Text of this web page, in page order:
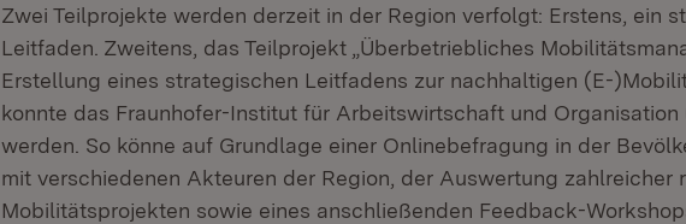
Zwei Teilprojekte werden derzeit in der Region verfolgt: Erstens, ein
Leitfaden. Zweitens, das Teilprojekt „Überbetriebliches
Erstellung eines strategischen Leitfadens zur nachhaltigen (E-
konnte das Fraunhofer-Institut für Arbeitswirtschaft und Organisation
werden. So könne auf Grundlage einer Onlinebefragung in der
mit verschiedenen Akteuren der Region, der Auswertung zahlreicher
Mobilitätsprojekten sowie eines anschließenden Feedback-